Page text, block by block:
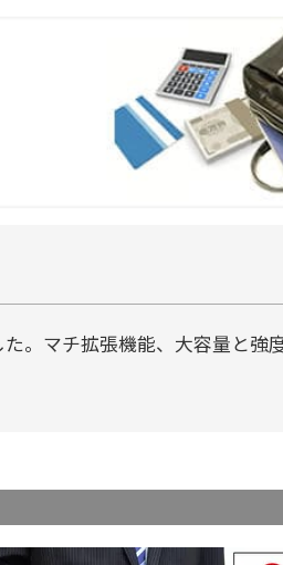
。マチ拡張機能、大容量と強